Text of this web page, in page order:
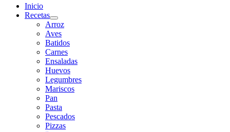
Inicio
Recetas
Arroz
Aves
Batidos
Carnes
Ensaladas
Huevos
Legumbres
Mariscos
Pan
Pasta
Pescados
Pizzas